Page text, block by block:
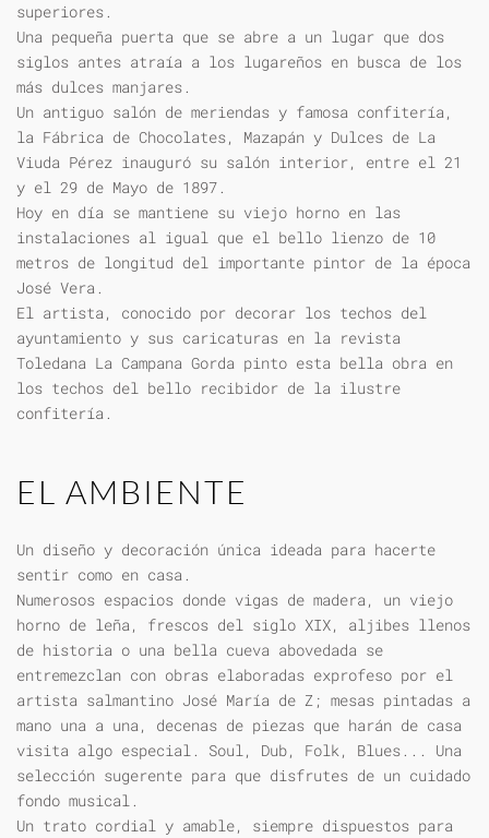
superiores.
Una pequeña puerta que se abre a un lugar que dos
siglos antes atraía a los lugareños en busca de los
más dulces manjares.
Un antiguo salón de meriendas y famosa confitería,
la Fábrica de Chocolates, Mazapán y Dulces de La
Viuda Pérez inauguró su salón interior, entre el 21
y el 29 de Mayo de 1897.
Hoy en día se mantiene su viejo horno en las
instalaciones al igual que el bello lienzo de 10
metros de longitud del importante pintor de la época
José Vera.
El artista, conocido por decorar los techos del
ayuntamiento y sus caricaturas en la revista
Toledana La Campana Gorda pinto esta bella obra en
los techos del bello recibidor de la ilustre
confitería.
EL AMBIENTE
Un diseño y decoración única ideada para hacerte
sentir como en casa.
Numerosos espacios donde vigas de madera, un viejo
horno de leña, frescos del siglo XIX, aljibes llenos
de historia o una bella cueva abovedada se
entremezclan con obras elaboradas exprofeso por el
artista salmantino José María de Z; mesas pintadas a
mano una a una, decenas de piezas que harán de casa
visita algo especial. Soul, Dub, Folk, Blues... Una
selección sugerente para que disfrutes de un cuidado
fondo musical.
Un trato cordial y amable, siempre dispuestos para